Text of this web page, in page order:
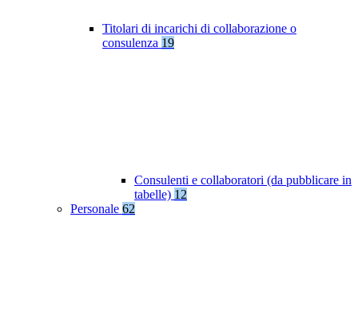
Titolari di incarichi di collaborazione o
consulenza 19
Consulenti e collaboratori (da pubblicare in
tabelle) 12
Personale 62